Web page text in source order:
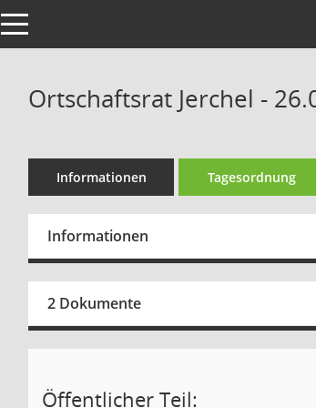
Toggle navigation
Ortschaftsrat Jerchel -
Informationen Tagesordnung
Informationen
2 Dokumente
Öffentlicher Teil: